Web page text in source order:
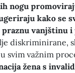
nogu
kako se
vanjštinu i
diskriminirane,
svim važnim
žena s